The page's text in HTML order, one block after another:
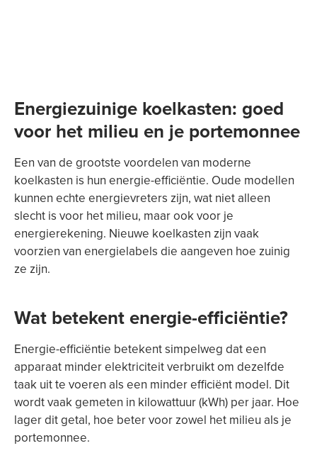
Energiezuinige koelkasten: goed
voor het milieu en je portemonnee
Een van de grootste voordelen van moderne
koelkasten is hun energie-efficiëntie. Oude modellen
kunnen echte energievreters zijn, wat niet alleen
slecht is voor het milieu, maar ook voor je
energierekening. Nieuwe koelkasten zijn vaak
voorzien van energielabels die aangeven hoe zuinig
ze zijn.
Wat betekent energie-efficiëntie?
Energie-efficiëntie betekent simpelweg dat een
apparaat minder elektriciteit verbruikt om dezelfde
taak uit te voeren als een minder efficiënt model. Dit
wordt vaak gemeten in kilowattuur (kWh) per jaar. Hoe
lager dit getal, hoe beter voor zowel het milieu als je
portemonnee.